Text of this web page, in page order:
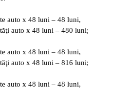
auto x 48 luni – 48 luni,
auto x 48 luni – 480 luni;
auto x 48 luni – 48 luni,
auto x 48 luni – 816 luni;
auto x 48 luni – 48 luni,